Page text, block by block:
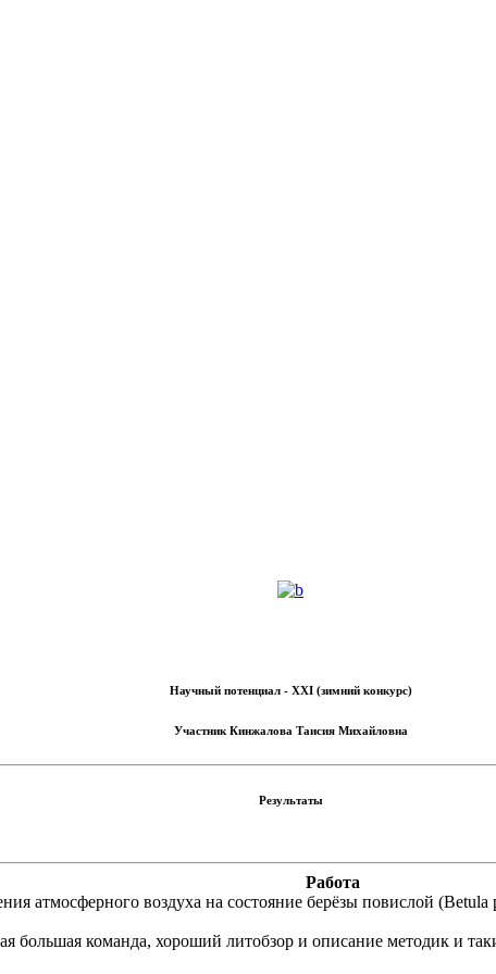
Научный потенциал - XXI (зимний конкурс)
Участник Кинжалова Таисия Михайловна
Результаты
Работа
атмосферного воздуха на состояние берёзы повислой (Betula
команда, хороший литобзор и описание методик и